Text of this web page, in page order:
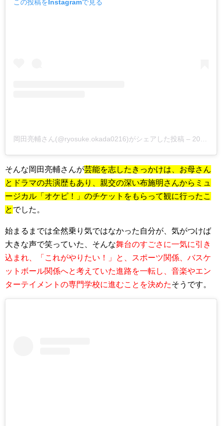
この投稿をInstagramで見る
岡田亮輔さん(@ryosuke.okada0216)がシェアした投稿 – 2019年 2月月21日午後11時42分PST
そんな岡田亮輔さんが芸能を志したきっかけは、お母さん
とドラマの共演歴もあり、親交の深い布施明さんからミュ
ージカル「オケピ！」のチケットをもらって観に行ったこ
と でした。
始まるまでは全然乗り気ではなかった自分が、気がつけば
大きな声で笑っていた、そんな舞台のすごさに一気に引き
込まれ、「これがやりたい！」と、スポーツ関係、バスケ
ットボール関係へと考えていた進路を一転し、音楽やエン
ターテイメントの専門学校に進むことを決めたそうです。